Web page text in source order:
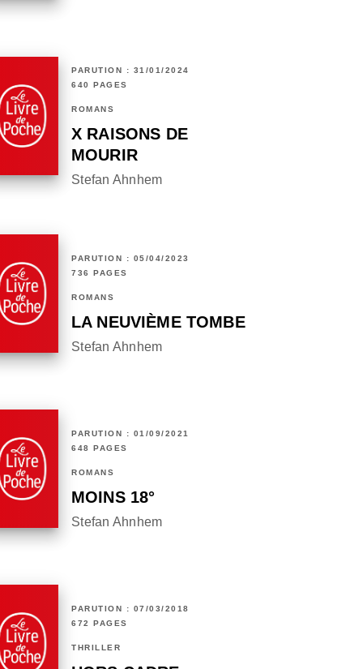
PARUTION : 31/01/2024
640 PAGES
ROMANS
X RAISONS DE
MOURIR
Stefan Ahnhem
PARUTION : 05/04/2023
736 PAGES
ROMANS
LA NEUVIÈME TOMBE
Stefan Ahnhem
PARUTION : 01/09/2021
648 PAGES
ROMANS
MOINS 18°
Stefan Ahnhem
PARUTION : 07/03/2018
672 PAGES
THRILLER